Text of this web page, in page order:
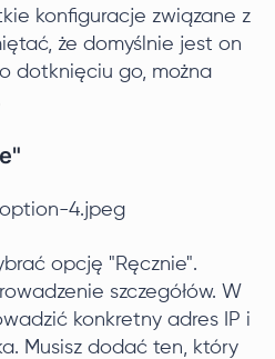
konfiguracje związane z
że domyślnie jest on
dotknięciu go, można
opcję "Ręcznie".
szczegółów. W
konkretny adres IP i
Musisz dodać ten, który